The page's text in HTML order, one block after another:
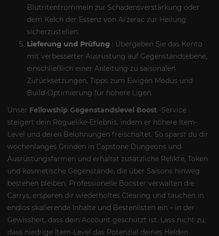
Blutritentrommeln zur Schadensverstärkung oder
dem Kelch der Essenz von Al'zerac zur Heilung
sicherzustellen.
Lieferung und Prüfung : Übergeben Sie das Konto
mit verbesserter Ausrüstung auf Gegenstandsebene,
einschließlich einer Anleitung zu saisonalen
Zurücksetzungen, Tipps zum Ewigen Modus und
Build-Optimierung für höhere Ligen.
Unser Fellowship Gegenstandslevel Boost -Service
steigert dein Roguelike-Erlebnis, indem er höhere Item-
Level und deren Belohnungen freischaltet. So sparst du dir
wochenlanges Grinden in Capstone Dungeons und
Ausrüstungsfarmen und erhältst zusätzliche Relikte, Token
und kosmetische Gegenstände, die über Saisons hinweg
bestehen bleiben. Professionelle Booster verwalten die
Carrys, ersparen dir wiederholtes Clearing und tauchen in
endlos skalierende Inhalte und Bestenlisten ein – in der
Gewissheit, dass dein Account geschützt ist. Lass nicht zu,
dass niedrige Item-Level das Potenzial deines Helden